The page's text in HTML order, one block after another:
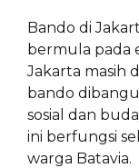
Bando di
bermula pada
Jakarta masih
bando
sosial dan
ini berfungsi
warga Batavia.